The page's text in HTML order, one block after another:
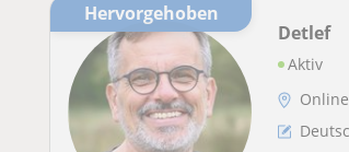
Hervorgehoben
Detlef
Aktiv